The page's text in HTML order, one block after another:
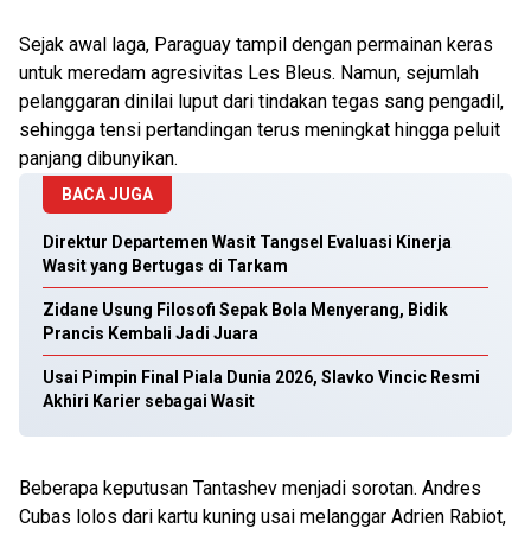
Sejak awal laga, Paraguay tampil dengan permainan keras
untuk meredam agresivitas Les Bleus. Namun, sejumlah
pelanggaran dinilai luput dari tindakan tegas sang pengadil,
sehingga tensi pertandingan terus meningkat hingga peluit
panjang dibunyikan.
BACA JUGA
Direktur Departemen Wasit Tangsel Evaluasi Kinerja
Wasit yang Bertugas di Tarkam
Zidane Usung Filosofi Sepak Bola Menyerang, Bidik
Prancis Kembali Jadi Juara
Usai Pimpin Final Piala Dunia 2026, Slavko Vincic Resmi
Akhiri Karier sebagai Wasit
Beberapa keputusan Tantashev menjadi sorotan. Andres
Cubas lolos dari kartu kuning usai melanggar Adrien Rabiot,